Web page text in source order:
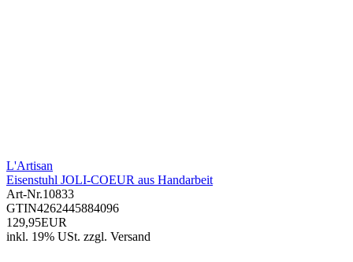
L'Artisan
Eisenstuhl JOLI-COEUR aus Handarbeit
Art-Nr.10833
GTIN4262445884096
129,95EUR
inkl. 19% USt. zzgl. Versand